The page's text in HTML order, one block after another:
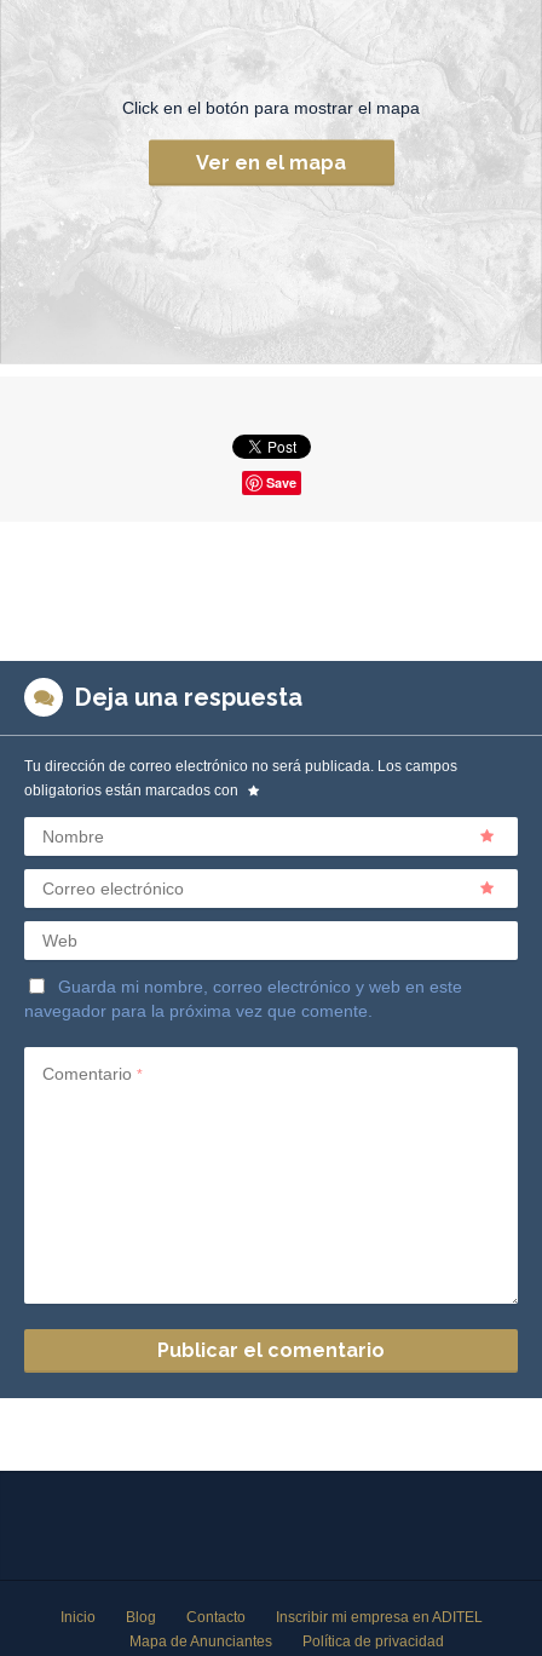
Click en el botón para mostrar el mapa
Ver en el mapa
Save
Deja una respuesta
Tu dirección de correo electrónico no será publicada. Los campos
obligatorios están marcados con
Nombre
Correo electrónico
Web
Guarda mi nombre, correo electrónico y web en este
navegador para la próxima vez que comente.
Comentario *
Inicio Blog Contacto
Inscribir mi empresa en ADITEL
Mapa de Anunciantes
Política de privacidad